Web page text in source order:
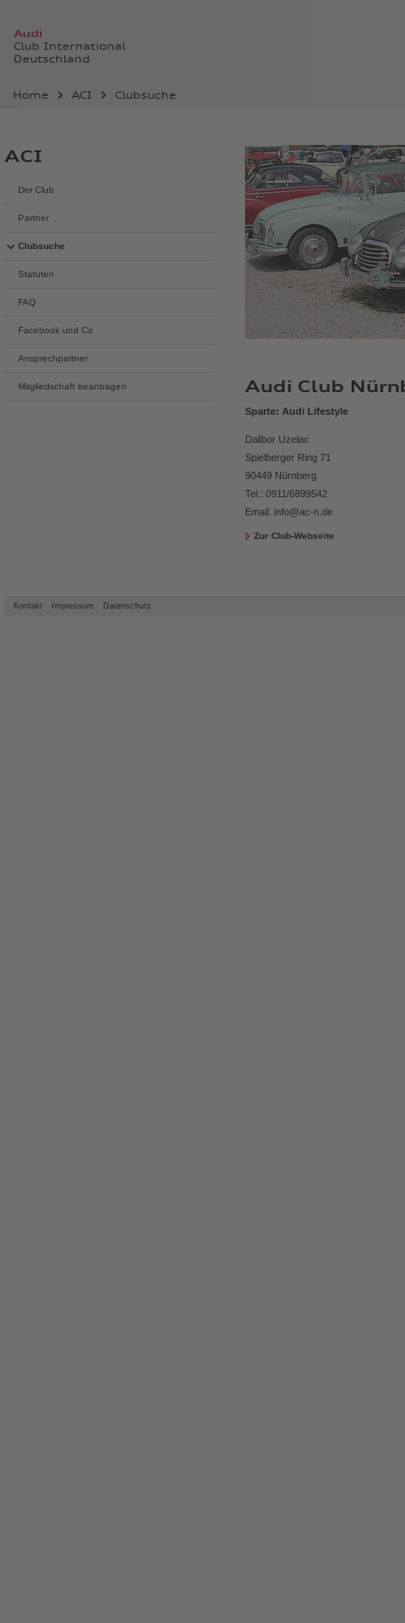
Audi
Club International
Deutschland
Home ACI Clubsuche
Audi Club
Sparte: Audi Lifestyle
Dalibor Uzelac
Spielberger Ring 71
90449 Nürnberg
Tel.: 0911/6899542
Email: info@ac-n.de
Zur Club-Webseite
ACI
Der Club
Partner
Clubsuche
Statuten
FAQ
Facebook und Co
Ansprechpartner
Mitgliedschaft beantragen
Kontakt Impressum Datenschutz